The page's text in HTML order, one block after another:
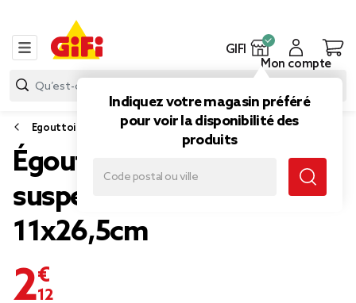
GIFI
Indiquez votre magasin préféré
pour voir la disponibilité des
produits
Mon compte
Egouttoir
Égouttoir pour évier à
suspendre caoutchouc gris
11x26,5cm
2,12 €